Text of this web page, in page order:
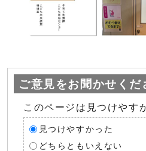
ご意見をお聞かせくだ
このページは見つけやす
見つけやすかった
どちらともいえない